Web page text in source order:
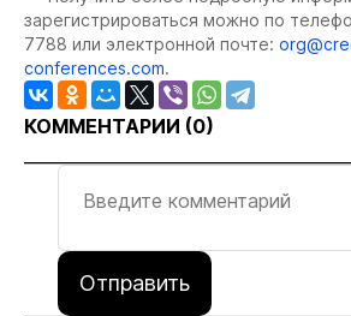
зарегистрироваться можно по
7788 или электронной почте:
conferences.com.
КОММЕНТАРИИ (0)
Отправить